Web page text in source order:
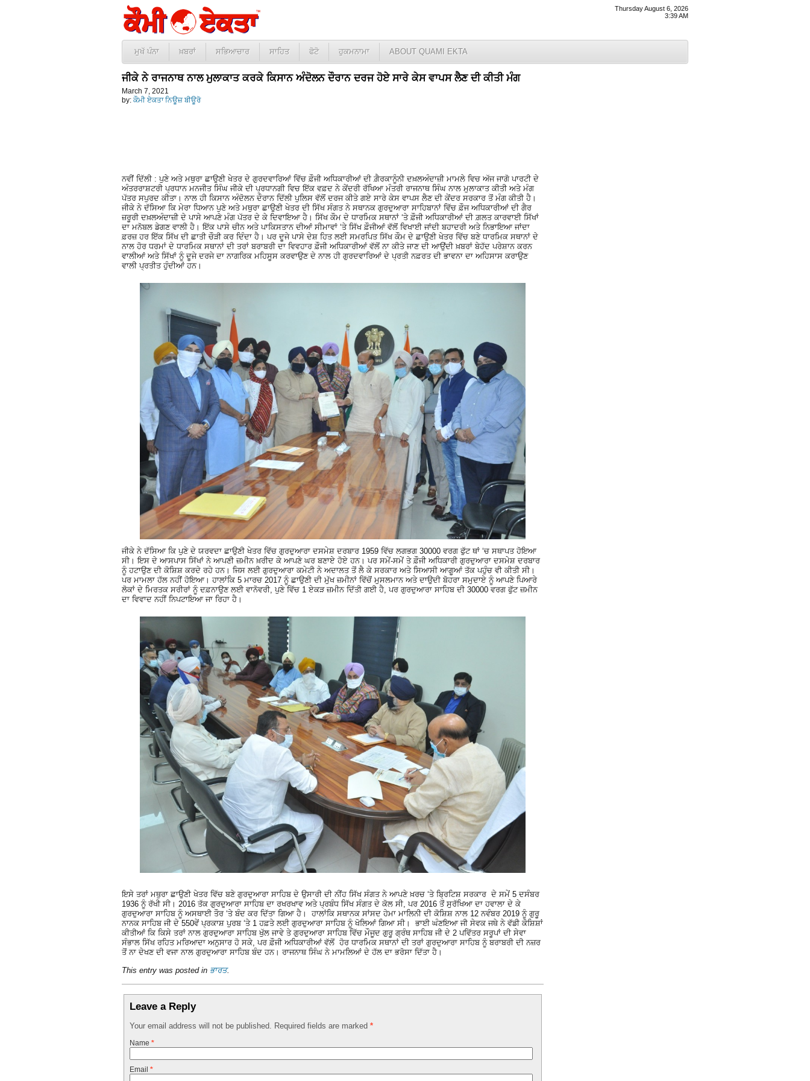
Thursday August 6, 2026
3:39 AM
ਮੁਖੱ ਪੰਨਾ ਖ਼ਬਰਾਂ ਸਭਿਆਚਾਰ ਸਾਹਿਤ ਫੋਟੋ ਹੁਕਮਨਾਮਾ ABOUT QUAMI EKTA
ਜੀਕੇ ਨੇ ਰਾਜਨਾਥ ਨਾਲ ਮੁਲਾਕਾਤ ਕਰਕੇ ਕਿਸਾਨ ਅੰਦੋਲਨ ਦੌਰਾਨ ਦਰਜ ਹੋਏ ਸਾਰੇ ਕੇਸ ਵਾਪਸ ਲੈਣ ਦੀ ਕੀਤੀ ਮੰਗ
March 7, 2021
by: ਕੌਮੀ ਏਕਤਾ ਨਿਊਜ਼ ਬੀਊਰੋ
ਨਵੀਂ ਦਿੱਲੀ : ਪੁਣੇ ਅਤੇ ਮਥੁਰਾ ਛਾਉਣੀ ਖੇਤਰ ਦੇ ਗੁਰਦਵਾਰਿਆਂ ਵਿੱਚ ਫ਼ੌਜੀ ਅਧਿਕਾਰੀਆਂ ਦੀ ਗ਼ੈਰਕਾਨੂੰਨੀ ਦਖ਼ਲਅੰਦਾਜ਼ੀ ਮਾਮਲੇ ਵਿਚ ਅੱਜ ਜਾਗੋ ਪਾਰਟੀ ਦੇ
ਅੰਤਰਰਾਸ਼ਟਰੀ ਪ੍ਰਧਾਨ ਮਨਜੀਤ ਸਿੰਘ ਜੀਕੇ ਦੀ ਪ੍ਰਧਾਨਗੀ ਵਿਚ ਇੱਕ ਵਫ਼ਦ ਨੇ ਕੇਂਦਰੀ ਰੱਖਿਆ ਮੰਤਰੀ ਰਾਜਨਾਥ ਸਿੰਘ ਨਾਲ ਮੁਲਾਕਾਤ ਕੀਤੀ ਅਤੇ ਮੰਗ
ਪੱਤਰ ਸਪੁਰਦ ਕੀਤਾ। ਨਾਲ ਹੀ ਕਿਸਾਨ ਅੰਦੋਲਨ ਦੌਰਾਨ ਦਿੱਲੀ ਪੁਲਿਸ ਵੱਲੋਂ ਦਰਜ ਕੀਤੇ ਗਏ ਸਾਰੇ ਕੇਸ ਵਾਪਸ ਲੈਣ ਦੀ ਕੇਂਦਰ ਸਰਕਾਰ ਤੋਂ ਮੰਗ ਕੀਤੀ ਹੈ।
ਜੀਕੇ ਨੇ ਦੱਸਿਆ ਕਿ ਮੇਰਾ ਧਿਆਨ ਪੁਣੇ ਅਤੇ ਮਥੁਰਾ ਛਾਉਣੀ ਖੇਤਰ ਦੀ ਸਿੱਖ ਸੰਗਤ ਨੇ ਸਥਾਨਕ ਗੁਰਦੁਆਰਾ ਸਾਹਿਬਾਨਾਂ ਵਿੱਚ ਫ਼ੌਜ ਅਧਿਕਾਰੀਆਂ ਦੀ ਗੈਰ
ਜ਼ਰੂਰੀ ਦਖ਼ਲਅੰਦਾਜ਼ੀ ਦੇ ਪਾਸੇ ਆਪਣੇ ਮੰਗ ਪੱਤਰ ਦੇ ਕੇ ਦਿਵਾਇਆ ਹੈ। ਸਿੱਖ ਕੌਮ ਦੇ ਧਾਰਮਿਕ ਸਥਾਨਾਂ ‘ਤੇ ਫ਼ੌਜੀ ਅਧਿਕਾਰੀਆਂ ਦੀ ਗ਼ਲਤ ਕਾਰਵਾਈ ਸਿੱਖਾਂ
ਦਾ ਮਨੋਬਲ ਡੇਗਣ ਵਾਲੀ ਹੈ। ਇੱਕ ਪਾਸੇ ਚੀਨ ਅਤੇ ਪਾਕਿਸਤਾਨ ਦੀਆਂ ਸੀਮਾਵਾਂ ‘ਤੇ ਸਿੱਖ ਫ਼ੌਜੀਆਂ ਵੱਲੋਂ ਵਿਖਾਈ ਜਾਂਦੀ ਬਹਾਦਰੀ ਅਤੇ ਨਿਭਾਇਆ ਜਾਂਦਾ
ਫ਼ਰਜ਼ ਹਰ ਇੱਕ ਸਿੱਖ ਦੀ ਛਾਤੀ ਚੌੜੀ ਕਰ ਦਿੰਦਾ ਹੈ। ਪਰ ਦੂਜੇ ਪਾਸੇ ਦੇਸ਼ ਹਿਤ ਲਈ ਸਮਰਪਿਤ ਸਿੱਖ ਕੌਮ ਦੇ ਛਾਉਣੀ ਖੇਤਰ ਵਿੱਚ ਬਣੇ ਧਾਰਮਿਕ ਸਥਾਨਾਂ ਦੇ
ਨਾਲ ਹੋਰ ਧਰਮਾਂ ਦੇ ਧਾਰਮਿਕ ਸਥਾਨਾਂ ਦੀ ਤਰਾਂ ਬਰਾਬਰੀ ਦਾ ਵਿਵਹਾਰ ਫ਼ੌਜੀ ਅਧਿਕਾਰੀਆਂ ਵੱਲੋਂ ਨਾ ਕੀਤੇ ਜਾਣ ਦੀ ਆਉਂਦੀ ਖ਼ਬਰਾਂ ਬੇਹੱਦ ਪਰੇਸ਼ਾਨ ਕਰਨ
ਵਾਲੀਆਂ ਅਤੇ ਸਿੱਖਾਂ ਨੂੰ ਦੂਜੇ ਦਰਜੇ ਦਾ ਨਾਗਰਿਕ ਮਹਿਸੂਸ ਕਰਵਾਉਣ ਦੇ ਨਾਲ ਹੀ ਗੁਰਦਵਾਰਿਆਂ ਦੇ ਪ੍ਰਤੀ ਨਫ਼ਰਤ ਦੀ ਭਾਵਨਾ ਦਾ ਅਹਿਸਾਸ ਕਰਾਉਣ
ਵਾਲੀ ਪ੍ਰਤੀਤ ਹੁੰਦੀਆਂ ਹਨ।
ਜੀਕੇ ਨੇ ਦੱਸਿਆ ਕਿ ਪੁਣੇ ਦੇ ਯਰਵਦਾ ਛਾਉਣੀ ਖੇਤਰ ਵਿੱਚ ਗੁਰਦੁਆਰਾ ਦਸਮੇਸ਼ ਦਰਬਾਰ 1959 ਵਿੱਚ ਲਗਭਗ 30000 ਵਰਗ ਫੁੱਟ ਥਾਂ ‘ਚ ਸਥਾਪਤ ਹੋਇਆ
ਸੀ। ਇਸ ਦੇ ਆਸਪਾਸ ਸਿੱਖਾਂ ਨੇ ਆਪਣੀ ਜ਼ਮੀਨ ਖ਼ਰੀਦ ਕੇ ਆਪਣੇ ਘਰ ਬਣਾਏ ਹੋਏ ਹਨ। ਪਰ ਸਮੇਂ-ਸਮੇਂ ਤੇ ਫ਼ੌਜੀ ਅਧਿਕਾਰੀ ਗੁਰਦੁਆਰਾ ਦਸਮੇਸ਼ ਦਰਬਾਰ
ਨੂੰ ਹਟਾਉਣ ਦੀ ਕੋਸ਼ਿਸ਼ ਕਰਦੇ ਰਹੇ ਹਨ। ਜਿਸ ਲਈ ਗੁਰਦੁਆਰਾ ਕਮੇਟੀ ਨੇ ਅਦਾਲਤ ਤੋਂ ਲੈ ਕੇ ਸਰਕਾਰ ਅਤੇ ਸਿਆਸੀ ਆਗੂਆਂ ਤੱਕ ਪਹੁੰਚ ਵੀ ਕੀਤੀ ਸੀ।
ਪਰ ਮਾਮਲਾ ਹੱਲ ਨਹੀਂ ਹੋਇਆ। ਹਾਲਾਂਕਿ 5 ਮਾਰਚ 2017 ਨੂੰ ਛਾਉਣੀ ਦੀ ਮੁੱਖ ਜ਼ਮੀਨਾਂ ਵਿੱਚੋਂ ਮੁਸਲਮਾਨ ਅਤੇ ਦਾਉਦੀ ਬੋਹਰਾ ਸਮੁਦਾਏ ਨੂੰ ਆਪਣੇ ਪਿਆਰੇ
ਲੋਕਾਂ ਦੇ ਮਿਰਤਕ ਸਰੀਰਾਂ ਨੂੰ ਦਫ਼ਨਾਉਣ ਲਈ ਵਾਨੋਵਰੀ, ਪੁਣੇ ਵਿੱਚ 1 ਏਕੜ ਜ਼ਮੀਨ ਦਿੱਤੀ ਗਈ ਹੈ, ਪਰ ਗੁਰਦੁਆਰਾ ਸਾਹਿਬ ਦੀ 30000 ਵਰਗ ਫੁੱਟ ਜ਼ਮੀਨ
ਦਾ ਵਿਵਾਦ ਨਹੀਂ ਨਿਪਟਾਇਆ ਜਾ ਰਿਹਾ ਹੈ।
ਇਸੇ ਤਰਾਂ ਮਥੁਰਾ ਛਾਉਣੀ ਖੇਤਰ ਵਿੱਚ ਬਣੇ ਗੁਰਦੁਆਰਾ ਸਾਹਿਬ ਦੇ ਉਸਾਰੀ ਦੀ ਨੀਂਹ ਸਿੱਖ ਸੰਗਤ ਨੇ ਆਪਣੇ ਖ਼ਰਚ ‘ਤੇ ਬ੍ਰਿਟਿਸ਼ ਸਰਕਾਰ ਦੇ ਸਮੇਂ 5 ਦਸੰਬਰ
1936 ਨੂੰ ਰੱਖੀ ਸੀ। 2016 ਤੱਕ ਗੁਰਦੁਆਰਾ ਸਾਹਿਬ ਦਾ ਰਖਰਖਾਵ ਅਤੇ ਪ੍ਰਬੰਧ ਸਿੱਖ ਸੰਗਤ ਦੇ ਕੋਲ ਸੀ, ਪਰ 2016 ਤੋਂ ਸੁਰੱਖਿਆ ਦਾ ਹਵਾਲਾ ਦੇ ਕੇ
ਗੁਰਦੁਆਰਾ ਸਾਹਿਬ ਨੂੰ ਅਸਥਾਈ ਤੌਰ ‘ਤੇ ਬੰਦ ਕਰ ਦਿੱਤਾ ਗਿਆ ਹੈ। ਹਾਲਾਂਕਿ ਸਥਾਨਕ ਸਾਂਸਦ ਹੇਮਾ ਮਾਲਿਨੀ ਦੀ ਕੋਸ਼ਿਸ਼ ਨਾਲ 12 ਨਵੰਬਰ 2019 ਨੂੰ ਗੁਰੂ
ਨਾਨਕ ਸਾਹਿਬ ਜੀ ਦੇ 550ਵੇਂ ਪ੍ਰਕਾਸ਼ ਪੁਰਬ ‘ਤੇ 1 ਹਫ਼ਤੇ ਲਈ ਗੁਰਦੁਆਰਾ ਸਾਹਿਬ ਨੂੰ ਖੋਲਿਆਂ ਗਿਆ ਸੀ। ਭਾਈ ਘੰਣਇਆ ਜੀ ਸੇਵਕ ਜਥੇ ਨੇ ਵੱਡੀ ਕੋਸ਼ਿਸ਼ਾਂ
ਕੀਤੀਆਂ ਕਿ ਕਿਸੇ ਤਰਾਂ ਨਾਲ ਗੁਰਦੁਆਰਾ ਸਾਹਿਬ ਖੁੱਲ ਜਾਵੇ ਤੇ ਗੁਰਦੁਆਰਾ ਸਾਹਿਬ ਵਿੱਚ ਮੌਜੂਦ ਗੁਰੂ ਗ੍ਰੰਥ ਸਾਹਿਬ ਜੀ ਦੇ 2 ਪਵਿੱਤਰ ਸਰੂਪਾਂ ਦੀ ਸੇਵਾ
ਸੰਭਾਲ ਸਿੱਖ ਰਹਿਤ ਮਰਿਆਦਾ ਅਨੁਸਾਰ ਹੋ ਸਕੇ, ਪਰ ਫ਼ੌਜੀ ਅਧਿਕਾਰੀਆਂ ਵੱਲੋਂ ਹੋਰ ਧਾਰਮਿਕ ਸਥਾਨਾਂ ਦੀ ਤਰਾਂ ਗੁਰਦੁਆਰਾ ਸਾਹਿਬ ਨੂੰ ਬਰਾਬਰੀ ਦੀ ਨਜ਼ਰ
ਤੋਂ ਨਾ ਦੇਖਣ ਦੀ ਵਜਾ ਨਾਲ ਗੁਰਦੁਆਰਾ ਸਾਹਿਬ ਬੰਦ ਹਨ। ਰਾਜਨਾਥ ਸਿੰਘ ਨੇ ਮਾਮਲਿਆਂ ਦੇ ਹੱਲ ਦਾ ਭਰੋਸਾ ਦਿੱਤਾ ਹੈ।
This entry was posted in ਭਾਰਤ.
Leave a Reply
Your email address will not be published. Required fields are marked *
Name *
Email *